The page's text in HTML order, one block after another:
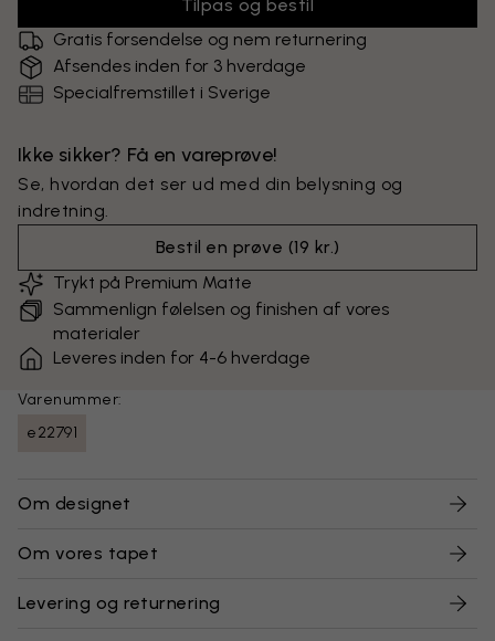
Tilpas og bestil
Gratis forsendelse og nem returnering
Afsendes inden for 3 hverdage
Specialfremstillet i Sverige
Ikke sikker? Få en vareprøve!
Se, hvordan det ser ud med din belysning og
indretning.
Bestil en prøve (19 kr.)
Trykt på Premium Matte
Sammenlign følelsen og finishen af vores
materialer
Leveres inden for 4-6 hverdage
Varenummer:
e22791
Om designet
Om vores tapet
Levering og returnering